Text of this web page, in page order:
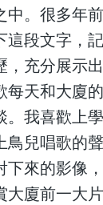
中。很多年
這段文字，
，充分展示
每天和大廈
。我喜歡上
鳥兒唱歌的
下來的影像
廈前一大